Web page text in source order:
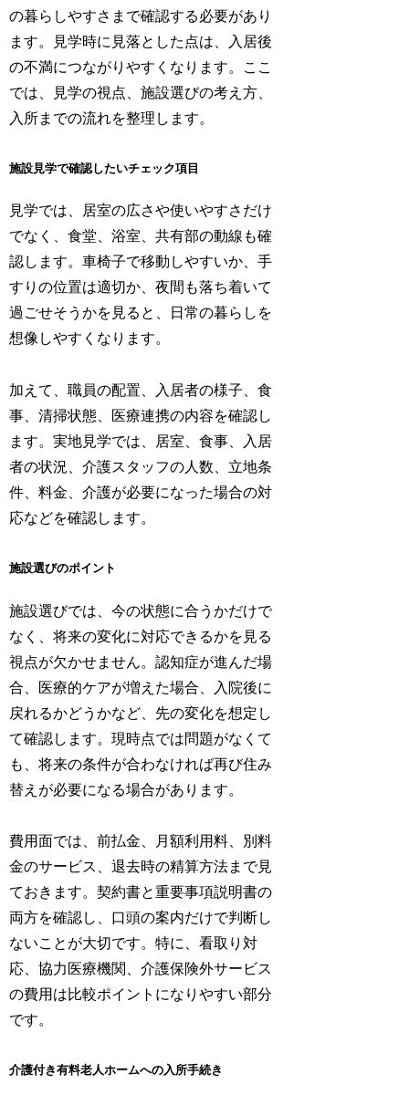
の暮らしやすさまで確認する必要があり
ます。見学時に見落とした点は、入居後
の不満につながりやすくなります。ここ
では、見学の視点、施設選びの考え方、
入所までの流れを整理します。
施設見学で確認したいチェック項目
見学では、居室の広さや使いやすさだけ
でなく、食堂、浴室、共有部の動線も確
認します。車椅子で移動しやすいか、手
すりの位置は適切か、夜間も落ち着いて
過ごせそうかを見ると、日常の暮らしを
想像しやすくなります。
加えて、職員の配置、入居者の様子、食
事、清掃状態、医療連携の内容を確認し
ます。実地見学では、居室、食事、入居
者の状況、介護スタッフの人数、立地条
件、料金、介護が必要になった場合の対
応などを確認します。
施設選びのポイント
施設選びでは、今の状態に合うかだけで
なく、将来の変化に対応できるかを見る
視点が欠かせません。認知症が進んだ場
合、医療的ケアが増えた場合、入院後に
戻れるかどうかなど、先の変化を想定し
て確認します。現時点では問題がなくて
も、将来の条件が合わなければ再び住み
替えが必要になる場合があります。
費用面では、前払金、月額利用料、別料
金のサービス、退去時の精算方法まで見
ておきます。契約書と重要事項説明書の
両方を確認し、口頭の案内だけで判断し
ないことが大切です。特に、看取り対
応、協力医療機関、介護保険外サービス
の費用は比較ポイントになりやすい部分
です。
介護付き有料老人ホームへの入所手続き